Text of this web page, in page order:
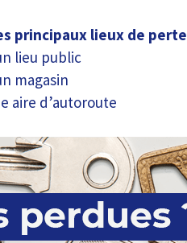
principaux lieux de perte
lieu public
magasin
aire d’autoroute